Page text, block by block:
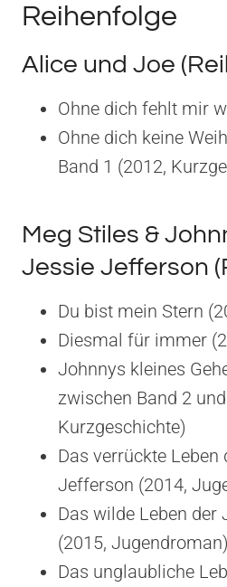
Reihenfolge
Alice und Joe
Ohne dich fehlt mir
Ohne dich keine
Band 1 (2012,
Meg Stiles &
Jessie Jefferson
Du bist mein Stern
Diesmal für immer
Johnnys kleines
zwischen Band 2
Kurzgeschichte)
Das verrückte Leben
Jefferson (2014,
Das wilde Leben der
(2015, Jugendroman)
Das unglaubliche